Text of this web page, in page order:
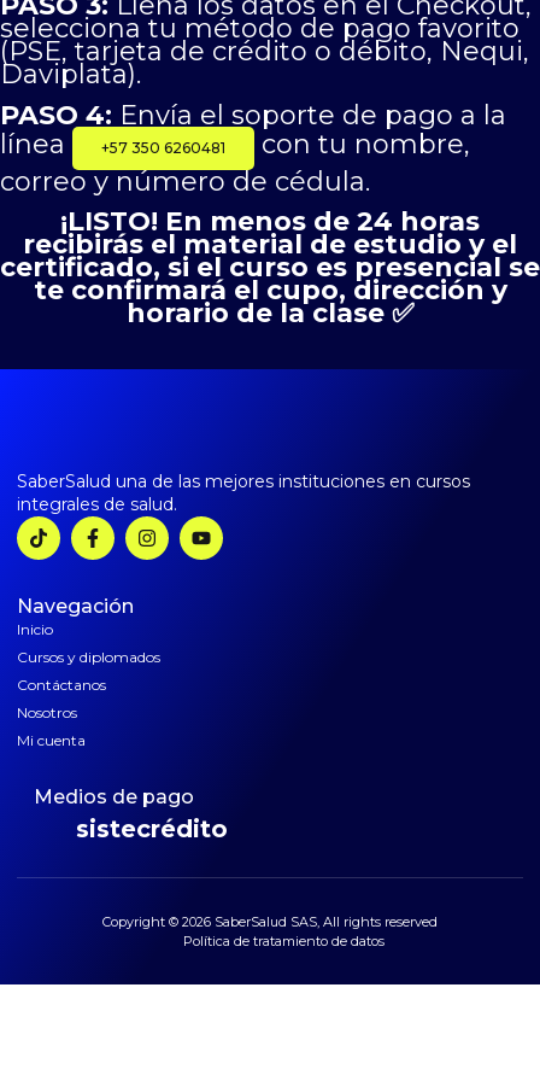
selecciona tu método de pago favorito
(PSE, tarjeta de crédito o débito, Nequi,
Daviplata).
PASO 4: Envía el soporte de pago a la
línea
+57 350 6260481
con tu nombre,
correo y número de cédula.
¡LISTO! En menos de 24 horas
recibirás el material de estudio y el
certificado, si el curso es presencial se
te confirmará el cupo, dirección y
horario de la clase ✅
SaberSalud una de las mejores instituciones en cursos
integrales de salud.
Navegación
Inicio
Cursos y diplomados
Contáctanos
Nosotros
Mi cuenta
Medios de pago
sistecrédito
Copyright © 2026 SaberSalud SAS, All rights reserved
Política de tratamiento de datos